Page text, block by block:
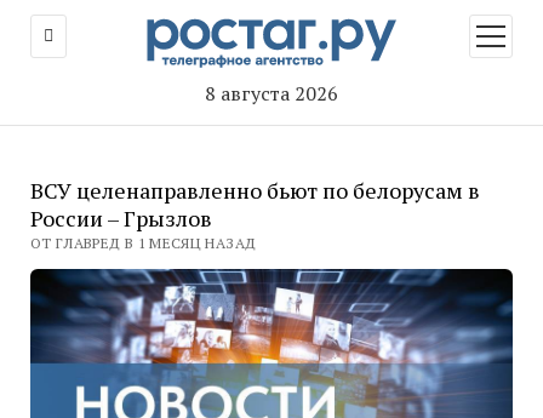
8 августа 2026
меню
ВСУ целенаправленно бьют по белорусам в
России – Грызлов
ОТ ГЛАВРЕД В 1 МЕСЯЦ НАЗАД